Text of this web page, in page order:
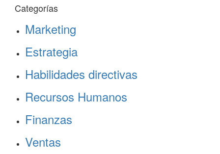
Categorías
Marketing
Estrategia
Habilidades directivas
Recursos Humanos
Finanzas
Ventas